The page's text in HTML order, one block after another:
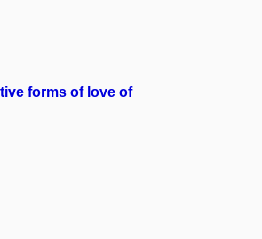
forms of love of